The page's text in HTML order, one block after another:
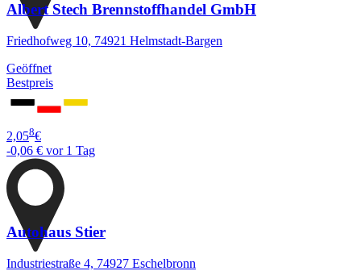
Albert Stech Brennstoffhandel GmbH
Friedhofweg 10, 74921 Helmstadt-Bargen
Geöffnet
Bestpreis
2,058€
-0,06 € vor 1 Tag
Autohaus Stier
Industriestraße 4, 74927 Eschelbronn